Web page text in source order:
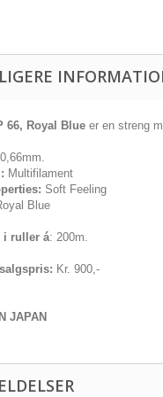
66, Royal Blue er en streng
0,66mm.
Multifilament
Soft Feeling
Blue
i ruller á: 200m.
Kr. 900,-
JAPAN